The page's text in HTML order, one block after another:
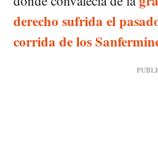
derecho sufrida el
corrida de los